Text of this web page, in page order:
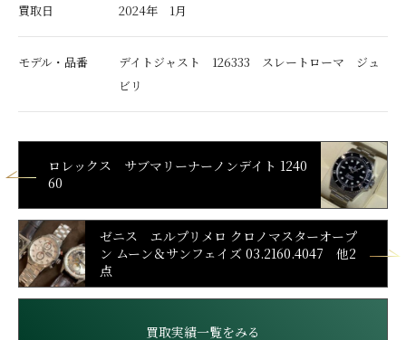
買取日 2024年 1月
モデル・品番
デイトジャスト 126333 スレートローマ ジュ
ビリ
ロレックス サブマリーナーノンデイト 1240
60
買取実績一覧をみる
ゼニス エルプリメロ クロノマスターオープ
ン ムーン＆サンフェイズ 03.2160.4047 他2
点